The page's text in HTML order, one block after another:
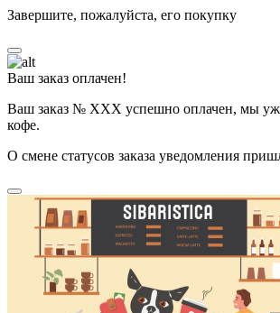
Завершите, пожалуйста, его покупку
Ваш заказ оплачен!
Ваш заказ № ХХХ успешно оплачен, мы
кофе.
О смене статусов заказа уведомления